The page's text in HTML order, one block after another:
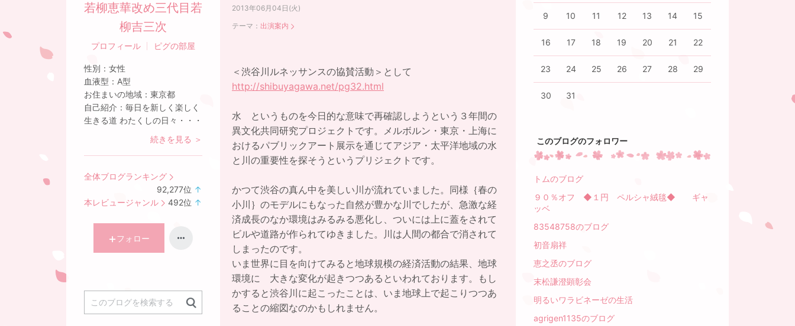
2013年06月04日(火)
テーマ： 出演案内
＜渋谷川ルネッサンスの協賛活動＞として
http://shibuyagawa.net/pg32.html
水 というものを今日的な意味で再確認しようという３年間の
異文化共同研究プロジェクトです。メルボルン・東京・上海に
おけるパブリックアート展示を通じてアジア・太平洋地域の水
と川の重要性を探そうというプリジェクトです。
かつて渋谷の真ん中を美しい川が流れていました。同様｛春の
小川｝のモデルにもなった自然が豊かな川でしたが、急激な経
済成長のなか環境はみるみる悪化し、ついには上に蓋をされて
ビルや道路が作られてゆきました。川は人間の都合で消されて
しまったのです。
いま世界に目を向けてみると地球規模の経済活動の結果、地球
環境に 大きな変化が起きつつあるといわれております。もし
かすると渋谷川に起こったことは、いま地球上で起こりつつあ
ることの縮図なのかもしれません。
9 10 11 12 13 14 15
16 17 18 19 20 21 22
23 24 25 26 27 28 29
30 31
このブログのフォロワー
トムのブログ
９０％オフ ◆１円 ペルシャ絨毯◆ ギャ
ッベ
83548758のブログ
初音扇祥
恵之丞のブログ
末松謙澄顕彰会
明るいワラビネーゼの生活
agrigen1135のブログ
若柳恵華改め三代目若
柳吉三次
プロフィール ピグの部屋
性別： 女性
血液型： A型
お住まいの地域： 東京都
自己紹介： 毎日を新しく楽しく
生きる道 わたくしの日々・・・
続きを見る ＞
全体ブログランキング
92,277位 ↑
本レビュージャンル 492位 ↑
昇
フォロー